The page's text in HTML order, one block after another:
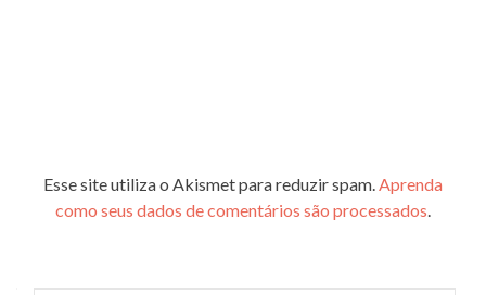
Esse site utiliza o Akismet para reduzir spam.Aprenda
como seus dados de comentários são processados.